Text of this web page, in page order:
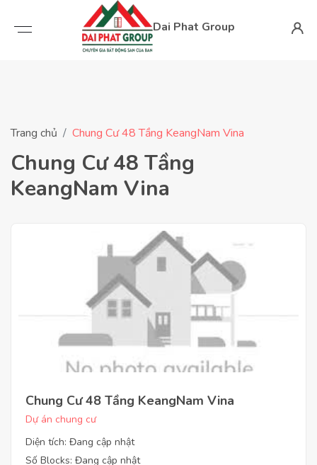
Dai Phat Group
Trang chủ Chung Cư 48 Tầng KeangNam Vina
Chung Cư 48 Tầng
KeangNam Vina
Chung Cư 48 Tầng KeangNam Vina
Dự án chung cư
Diện tích: Đang cập nhật
Số Blocks: Đang cập nhật